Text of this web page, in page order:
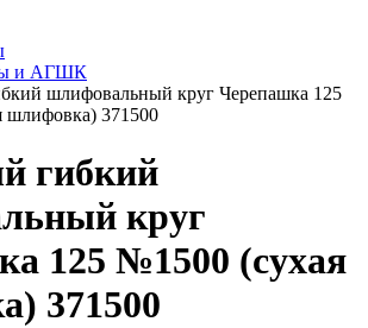
и АГШК
шлифовальный круг Черепашка 125
шлифовка) 371500
гибкий
круг
125 №1500 (сухая
371500